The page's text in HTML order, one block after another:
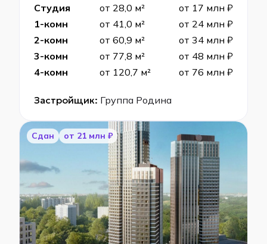
Студия от 28,0 м²
от 17 млн ₽
1-комн
от 41,0 м²
от 24 млн ₽
2-комн
от 60,9 м²
от 34 млн ₽
3-комн
от 77,8 м²
от 48 млн ₽
4-комн
от 120,7 м² от 76 млн ₽
Застройщик: Группа Родина
Сдан от 21 млн ₽